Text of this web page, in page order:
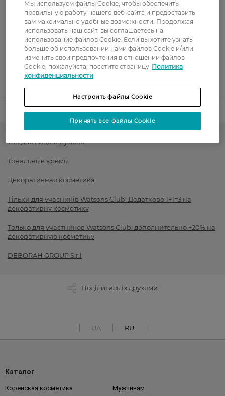
Оплата
Оплата картой
Послеоплата
Код товара 1444224
Тон для лица и румяна
Тональные кремы
Декоративная косметика
Тільки для учасників Watsons Club: Додатково 1+1=3 на
декоративну косметику
Только для участников Watsons Club: дополнительно −20% на
декоративную косметику
DEBORAH GROUP S.r.l
Поділитись із друзями
UA RU
Каталог
Корейская косметика Мужчинам
Мы используем файлы Cookie, чтобы обеспечить
правильную работу нашего веб-сайта и предоставить
вам максимально удобные возможности. Продолжая
использовать наш сайт, вы соглашаетесь на
использование файлов Cookie. Если вы хотите узнать
больше об использовании нами файлов Cookie и/или
изменить свои предпочтения в отношении файлов
Cookie, пожалуйста, посетите страницу Политика
конфиденциальности
Настроить файлы Cookie
Принять все файлы Cookie